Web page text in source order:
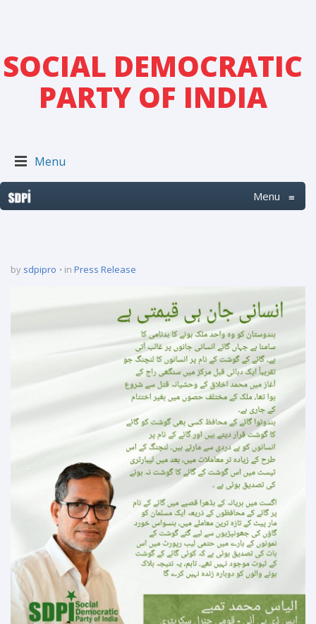
SOCIAL DEMOCRATIC
PARTY OF INDIA
Menu
Menu ≡
by sdpipro in Press Release